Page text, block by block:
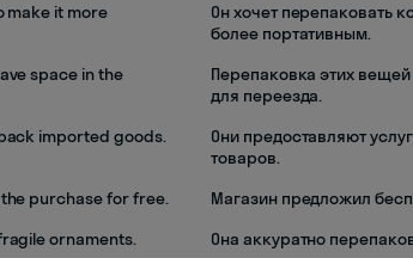
make it more
Он хочет перепаковать
более портативным.
space in the
Перепаковка этих
для переезда.
imported goods.
Они предоставляют
товаров.
purchase for free.
Магазин предложил
ornaments.
Она аккуратно